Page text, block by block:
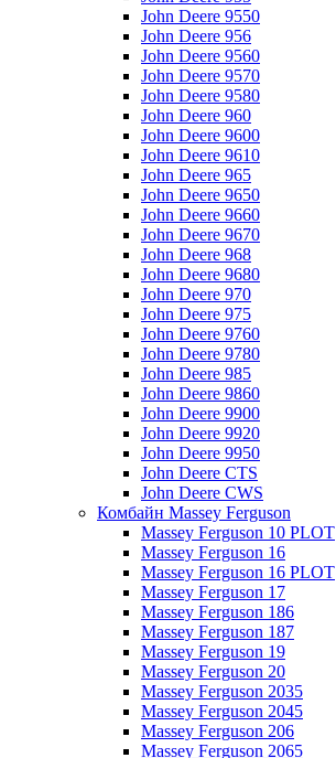
John Deere 9550
John Deere 956
John Deere 9560
John Deere 9570
John Deere 9580
John Deere 960
John Deere 9600
John Deere 9610
John Deere 965
John Deere 9650
John Deere 9660
John Deere 9670
John Deere 968
John Deere 9680
John Deere 970
John Deere 975
John Deere 9760
John Deere 9780
John Deere 985
John Deere 9860
John Deere 9900
John Deere 9920
John Deere 9950
John Deere CTS
John Deere CWS
Комбайн Massey Ferguson
Massey Ferguson 10 PLOT
Massey Ferguson 16
Massey Ferguson 16 PLOT
Massey Ferguson 17
Massey Ferguson 186
Massey Ferguson 187
Massey Ferguson 19
Massey Ferguson 20
Massey Ferguson 2035
Massey Ferguson 2045
Massey Ferguson 206
Massey Ferguson 2065